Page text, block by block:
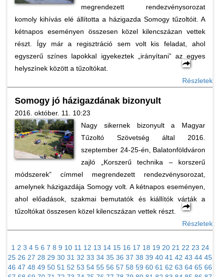
megrendezett rendezvénysorozat
komoly kihívás elé állította a házigazda Somogy tűzoltóit. A
kétnapos eseményen összesen közel kilencszázan vettek
részt. Így már a regisztráció sem volt kis feladat, ahol
egyszerű színes lapokkal igyekeztek „irányítani” az egyes
helyszínek között a tűzoltókat.
Részletek
Somogy jó házigazdának bizonyult
2016. október. 11. 10:23
Nagy sikernek bizonyult a Magyar
Tűzoltó Szövetség által 2016.
szeptember 24-25-én, Balatonföldváron
zajló „Korszerű technika – korszerű
módszerek” címmel megrendezett rendezvénysorozat,
amelynek házigazdája Somogy volt. A kétnapos eseményen,
ahol előadások, szakmai bemutatók és kiállítók várták a
tűzoltókat összesen közel kilencszázan vettek részt.
Részletek
1 2 3 4 5 6 7 8 9 10 11 12 13 14 15 16 17 18 19 20 21 22 23 24
25 26 27 28 29 30 31 32 33 34 35 36 37 38 39 40 41 42 43 44 45
46 47 48 49 50 51 52 53 54 55 56 57 58 59 60 61 62 63 64 65 66